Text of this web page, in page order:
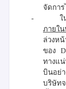
จัดกา
- ใ
ภายใน
ล่วงห
ของ
ทางแ
บินอย่
บริษัท